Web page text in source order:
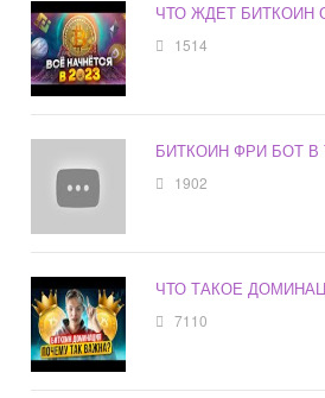
ЧТО ЖДЕТ БИТКОИН
1514
БИТКОИН ФРИ БОТ
1902
ЧТО ТАКОЕ
7110